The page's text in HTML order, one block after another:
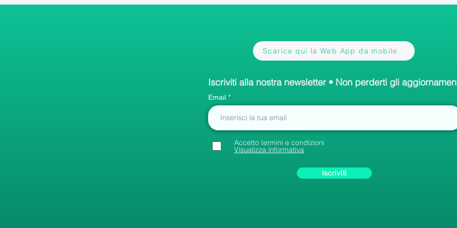
Scarica qui la Web App da mobile
Iscriviti alla nostra newsletter • Non perderti gli
Email
Accetto termini e condizioni
Visualizza informativa
Iscriviti